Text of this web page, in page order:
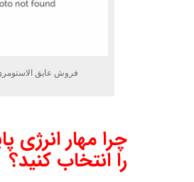
فروش عایق
چرا مهار انرژی
را انتخاب کنید؟